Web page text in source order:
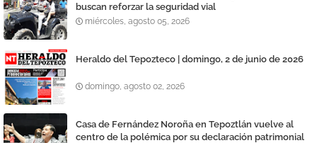
buscan reforzar la seguridad vial
miércoles, agosto 05, 2026
Heraldo del Tepozteco | domingo, 2 de junio de 2026
domingo, agosto 02, 2026
Casa de Fernández Noroña en Tepoztlán vuelve al
centro de la polémica por su declaración patrimonial